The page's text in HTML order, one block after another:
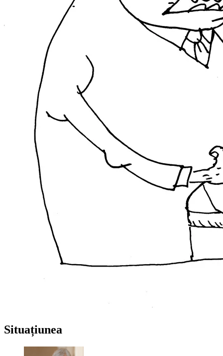
Situațiunea